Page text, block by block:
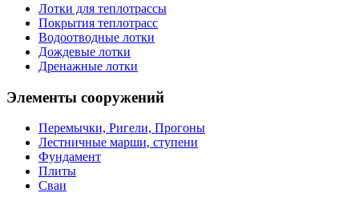
Лотки для теплотрассы
Покрытия теплотрасс
Водоотводные лотки
Дождевые лотки
Дренажные лотки
Элементы сооружений
Перемычки, Ригели, Прогоны
Лестничные марши, ступени
Фундамент
Плиты
Сваи